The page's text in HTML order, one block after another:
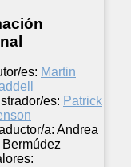
es: Martin
es: Patrick
a: Andrea
Bermúdez